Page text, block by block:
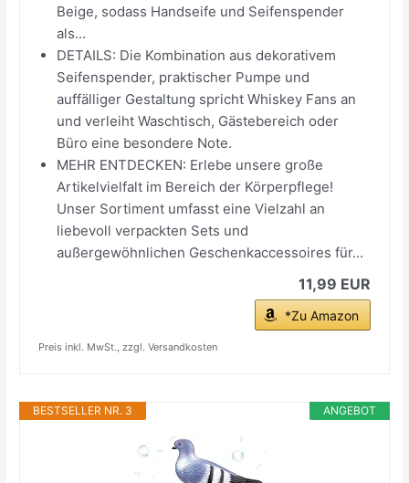
Beige, sodass Handseife und Seifenspender
als...
DETAILS: Die Kombination aus dekorativem
Seifenspender, praktischer Pumpe und
auffälliger Gestaltung spricht Whiskey Fans an
und verleiht Waschtisch, Gästebereich oder
Büro eine besondere Note.
MEHR ENTDECKEN: Erlebe unsere große
Artikelvielfalt im Bereich der Körperpflege!
Unser Sortiment umfasst eine Vielzahl an
liebevoll verpackten Sets und
außergewöhnlichen Geschenkaccessoires für...
11,99 EUR
*Zu Amazon
Preis inkl. MwSt., zzgl. Versandkosten
ANGEBOT
BESTSELLER NR. 3